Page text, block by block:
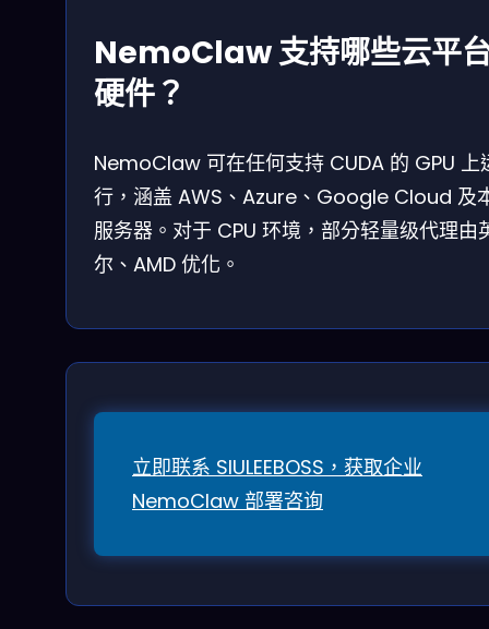
NemoClaw 支持哪些云平
硬件？
NemoClaw 可在任何支持 CUDA 的 GPU 上
行，涵盖 AWS、Azure、Google Cloud 及
服务器。对于 CPU 环境，部分轻量级代理由
尔、AMD 优化。
立即联系 SIULEEBOSS，获取企业
NemoClaw 部署咨询